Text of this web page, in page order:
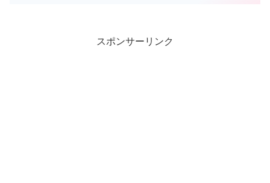
スポンサーリンク